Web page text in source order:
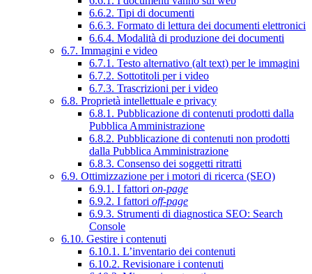
6.6.2. Tipi di documenti
6.6.3. Formato di lettura dei documenti elettronici
6.6.4. Modalità di produzione dei documenti
6.7. Immagini e video
6.7.1. Testo alternativo (alt text) per le immagini
6.7.2. Sottotitoli per i video
6.7.3. Trascrizioni per i video
6.8. Proprietà intellettuale e privacy
6.8.1. Pubblicazione di contenuti prodotti dalla
Pubblica Amministrazione
6.8.2. Pubblicazione di contenuti non prodotti
dalla Pubblica Amministrazione
6.8.3. Consenso dei soggetti ritratti
6.9. Ottimizzazione per i motori di ricerca (SEO)
6.9.1. I fattori on-page
6.9.2. I fattori off-page
6.9.3. Strumenti di diagnostica SEO: Search
Console
6.10. Gestire i contenuti
6.10.1. L’inventario dei contenuti
6.10.2. Revisionare i contenuti